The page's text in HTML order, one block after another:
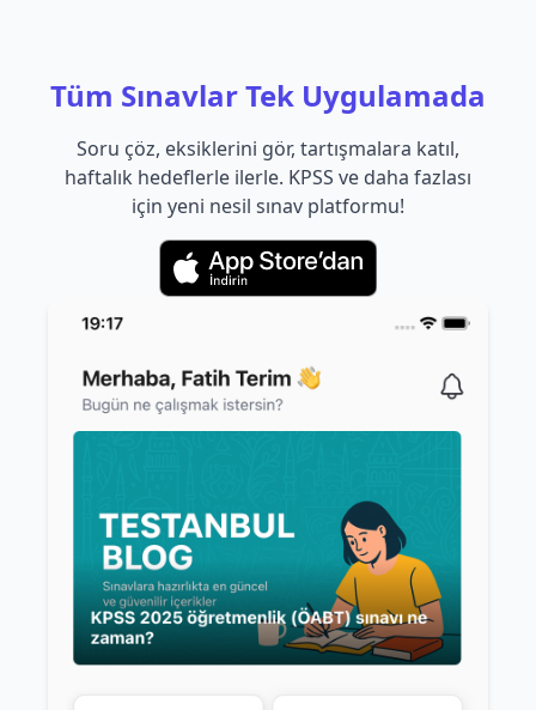
Tüm Sınavlar Tek Uygulamada
Soru çöz, eksiklerini gör, tartışmalara katıl,
haftalık hedeflerle ilerle. KPSS ve daha fazlası
için yeni nesil sınav platformu!